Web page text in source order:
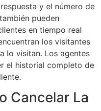
y el número de
pueden
en tiempo real
los visitantes
lo visitan. Los agentes
el historial completo de
Cancelar La